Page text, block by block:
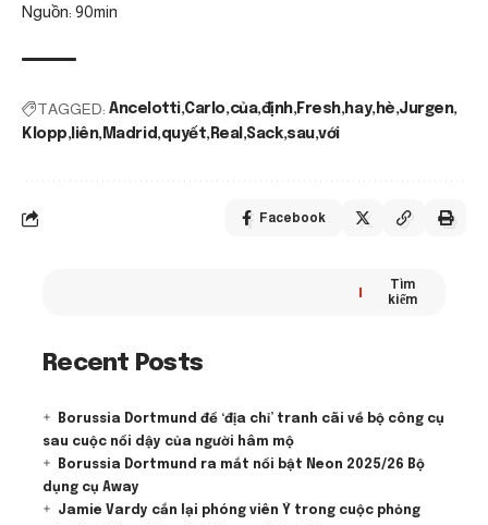
Nguồn: 90min
TAGGED: Ancelotti Carlo của định Fresh hay hè Jurgen
Klopp liên Madrid quyết Real Sack sau với
Facebook
Tìm
kiếm
Recent Posts
Borussia Dortmund để ‘địa chỉ’ tranh cãi về bộ công cụ
sau cuộc nổi dậy của người hâm mộ
Borussia Dortmund ra mắt nổi bật Neon 2025/26 Bộ
dụng cụ Away
Jamie Vardy cắn lại phóng viên Ý trong cuộc phỏng